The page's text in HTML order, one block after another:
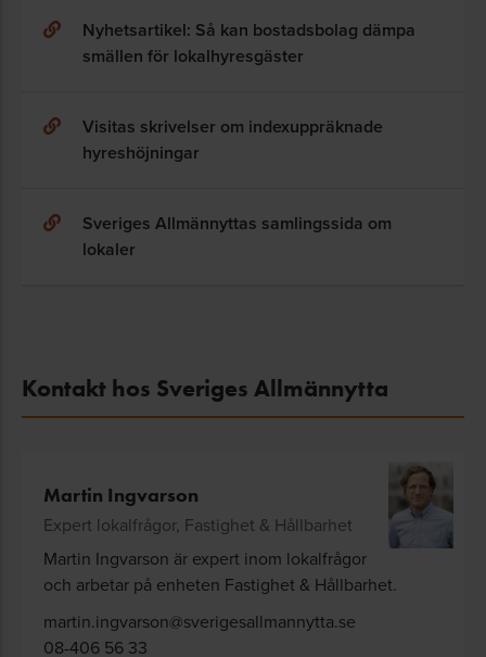
Nyhetsartikel: Så kan bostadsbolag dämpa
smällen för lokalhyresgäster
Visitas skrivelser om indexuppräknade
hyreshöjningar
Sveriges Allmännyttas samlingssida om
lokaler
Kontakt hos Sveriges Allmännytta
Martin Ingvarson
Expert lokalfrågor, Fastighet & Hållbarhet
Martin Ingvarson är expert inom lokalfrågor
och arbetar på enheten Fastighet & Hållbarhet.
martin.ingvarson@sverigesallmannytta.se
08-406 56 33